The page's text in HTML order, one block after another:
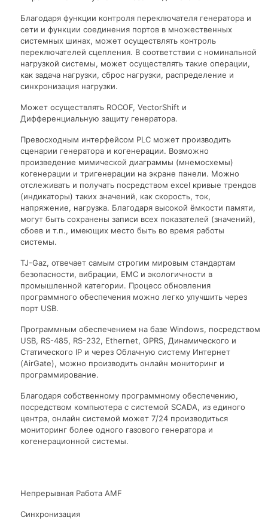
Благодаря функции контроля переключателя генератора и
сети и функции соединения портов в множественных
системных шинах, может осуществлять контроль
переключателей сцепления. В соответствии с номинальной
нагрузкой системы, может осуществлять такие операции,
как задача нагрузки, сброс нагрузки, распределение и
синхронизация нагрузки.
Может осуществлять ROCOF, VectorShift и
Дифференциальную защиту генератора.
Превосходным интерфейсом PLC может производить
сценарии генератора и когенерации. Возможно
произведение мимической диаграммы (мнемосхемы)
когенерации и тригенерации на экране панели. Можно
отслеживать и получать посредством excel кривые трендов
(индикаторы) таких значений, как скорость, ток,
напряжение, нагрузка. Благодаря высокой ёмкости памяти,
могут быть сохранены записи всех показателей (значений),
сбоев и т.п., имеющих место быть во время работы
системы.
TJ-Gaz, отвечает самым строгим мировым стандартам
безопасности, вибрации, ЕМС и экологичности в
промышленной категории. Процесс обновления
программного обеспечения можно легко улучшить через
порт USB.
Программным обеспечением на базе Windows, посредством
USB, RS-485, RS-232, Ethernet, GPRS, Динамического и
Статического IP и через Облачную систему Интернет
(AirGate), можно производить онлайн мониторинг и
программирование.
Благодаря собственному программному обеспечению,
посредством компьютера с системой SCADA, из единого
центра, онлайн системой может 7/24 производиться
мониторинг более одного газового генератора и
когенерационной системы.
Непрерывная Работа AMF
Синхронизация